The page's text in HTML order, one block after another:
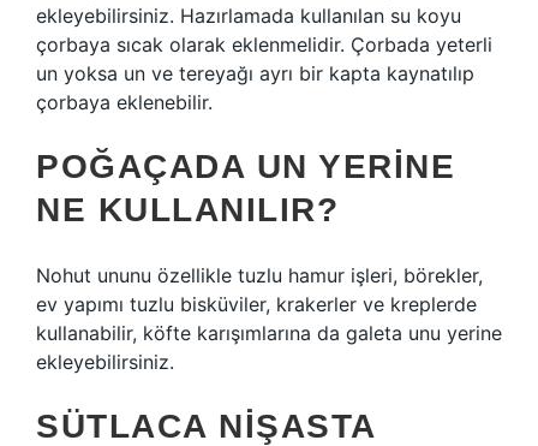
ekleyebilirsiniz. Hazırlamada kullanılan su koyu
çorbaya sıcak olarak eklenmelidir. Çorbada yeterli
un yoksa un ve tereyağı ayrı bir kapta kaynatılıp
çorbaya eklenebilir.
POĞAÇADA UN YERINE
NE KULLANILIR?
Nohut ununu özellikle tuzlu hamur işleri, börekler,
ev yapımı tuzlu bisküviler, krakerler ve kreplerde
kullanabilir, köfte karışımlarına da galeta unu yerine
ekleyebilirsiniz.
SÜTLACA NIŞASTA